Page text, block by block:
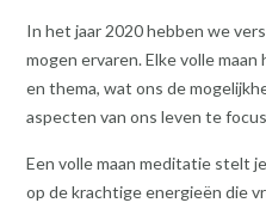
In het jaar 2020 hebben we
mogen ervaren. Elke volle
en thema, wat ons de
aspecten van ons leven te
Een volle maan meditatie stelt
op de krachtige energieën die